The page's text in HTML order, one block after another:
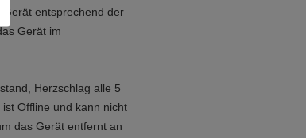
entsprechend der
Gerät im
Herzschlag alle 5
Offline und kann nicht
das Gerät entfernt an